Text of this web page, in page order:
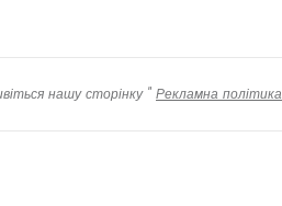
нашу сторінку " Рекламна політика